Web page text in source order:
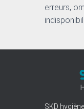
erreurs,
SKD